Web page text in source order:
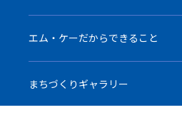
エム・ケーだからできること
まちづくりギャラリー